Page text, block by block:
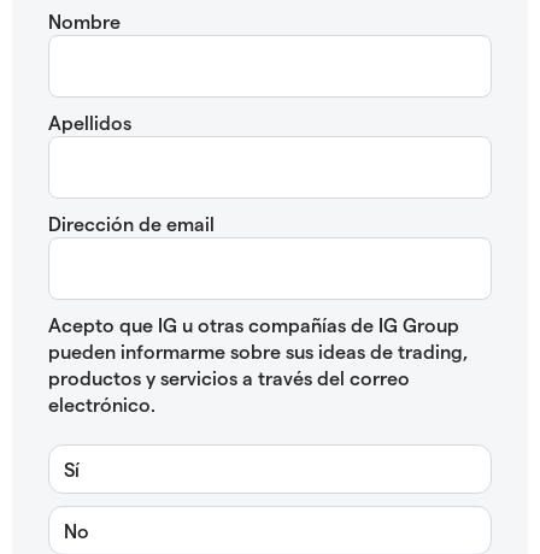
Nombre
Apellidos
Dirección de email
Acepto que IG u otras compañías de IG Group
pueden informarme sobre sus ideas de trading,
productos y servicios a través del correo
electrónico.
Sí
No